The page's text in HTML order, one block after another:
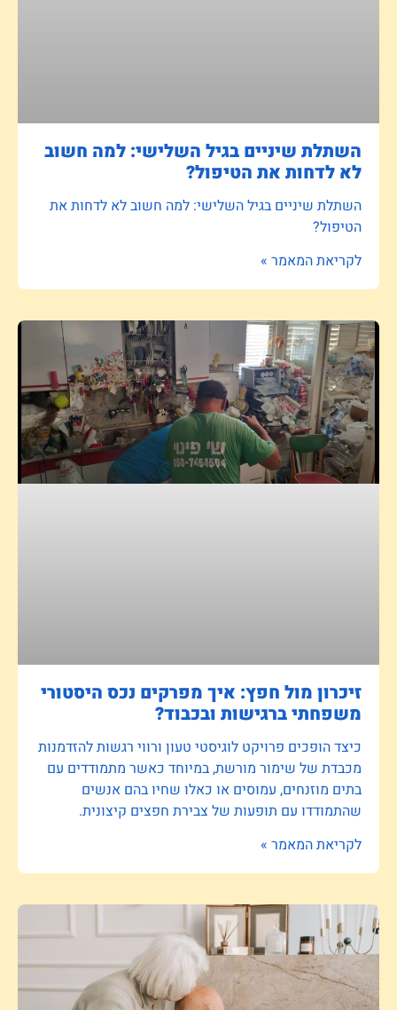
השתלת שיניים בגיל השלישי: למה חשוב
לא לדחות את הטיפול?
השתלת שיניים בגיל השלישי: למה חשוב לא לדחות את
הטיפול?
לקריאת המאמר »
זיכרון מול חפץ: איך מפרקים נכס היסטורי
משפחתי ברגישות ובכבוד?
כיצד הופכים פרויקט לוגיסטי טעון ורווי רגשות להזדמנות
מכבדת של שימור מורשת, במיוחד כאשר מתמודדים עם
בתים מוזנחים, עמוסים או כאלו שחיו בהם אנשים
שהתמודדו עם תופעות של צבירת חפצים קיצונית.
לקריאת המאמר »